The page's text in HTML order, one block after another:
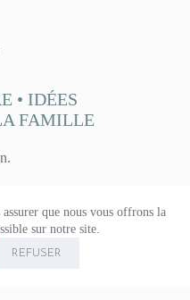
que nous vous offrons la
sur notre site.
REFUSER
• IDÉES
FAMILLE
14h30 - 19h